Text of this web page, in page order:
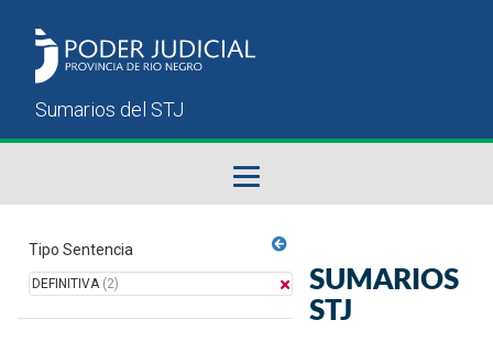
Sumarios del STJ
Tipo Sentencia
DEFINITIVA(2)
SUMARIOS
STJ